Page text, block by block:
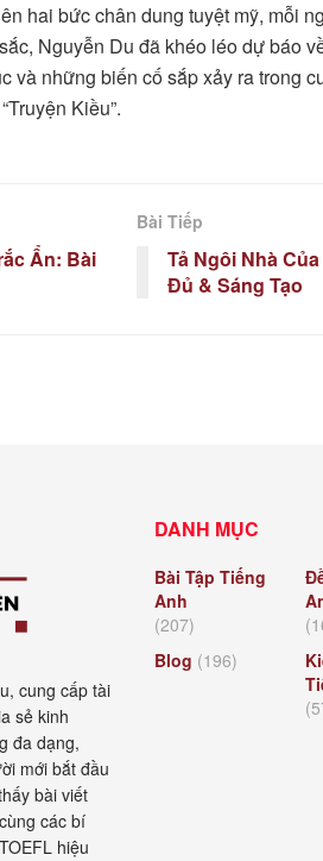
hai bức chân dung tuyệt mỹ, mỗi
Nguyễn Du đã khéo léo dự báo
và những biến cố sắp xảy ra trong
Kiều”.
Ẩn: Bài
Bài Tiếp
Tả Ngôi Nhà
Đủ & Sáng Tạo
cung cấp tài
sẻ kinh
đa dạng,
mới bắt đầu
bài viết
các bí
hiệu
DANH MỤC
Bài Tập Tiếng
Anh
(207)
Blog (196)